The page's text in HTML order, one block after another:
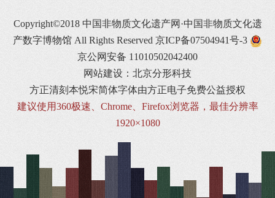
Copyright©2018 中国非物质文化遗产网·中国非物质文化遗
产数字博物馆 All Rights Reserved 京ICP备07504941号-3
京公网安备 11010502042400
网站建设：北京分形科技
方正清刻本悦宋简体字体由方正电子免费公益授权
建议使用360极速、Chrome、Firefox浏览器，最佳分辨率
1920×1080